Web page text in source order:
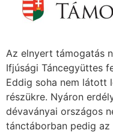
Az elnyert támogatás
Ifjúsági Táncegyüttes
Eddig soha nem látott
részükre. Nyáron
dévaványai országos
tánctáborban pedig